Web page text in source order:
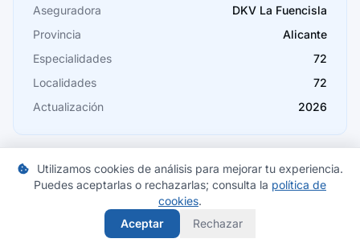
Cáceres
Cádiz
Cantabria
Castellón
Ciudad Real
Córdoba
Aseguradora
DKV La Fuencisla
Provincia
Alicante
Especialidades
72
Localidades
72
Actualización
2026
Compara seguros en Alicante
Encuentra las mejores ofertas de seguros de salud en tu
Utilizamos cookies de análisis para mejorar tu experiencia.
Puedes aceptarlas o rechazarlas; consulta la política de
cookies.
Aceptar
Rechazar